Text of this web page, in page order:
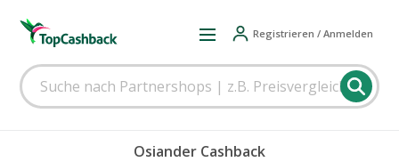
Registrieren / Anmelden
Osiander Cashback